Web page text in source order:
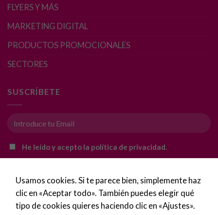
FLYERS Y MÁS
MARKETING DIGITAL
PRODUCTOS PROMOCIONALES
SECTORES
SUSCRÍBETE
He leído y acepto la política de privacidad.
Usamos cookies. Si te parece bien, simplemente haz
clic en «Aceptar todo». También puedes elegir qué
tipo de cookies quieres haciendo clic en «Ajustes».
Estas
Estadísticas
podamos
mejorar la
funcionalidad